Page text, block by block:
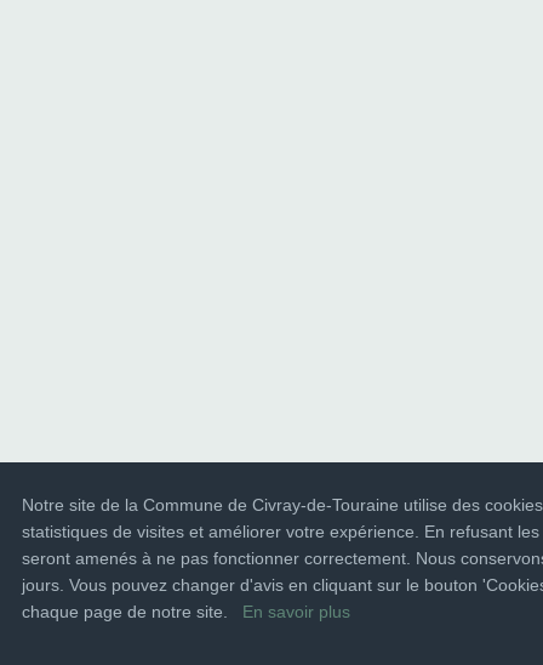
Notre site de la Commune de Civray-de-Touraine utilise des
statistiques de visites et améliorer votre expérience. En refusant
seront amenés à ne pas fonctionner correctement. Nous
jours. Vous pouvez changer d'avis en cliquant sur le bouton
chaque page de notre site. En savoir plus